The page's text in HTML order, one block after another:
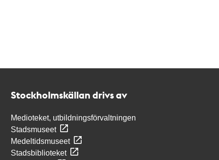
Stockholmskällan drivs av
Medioteket, utbildningsförvaltningen
Stadsmuseet
Medeltidsmuseet
Stadsbiblioteket